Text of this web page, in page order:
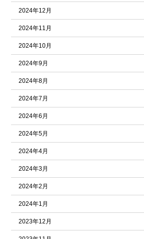
2024年12月
2024年11月
2024年10月
2024年9月
2024年8月
2024年7月
2024年6月
2024年5月
2024年4月
2024年3月
2024年2月
2024年1月
2023年12月